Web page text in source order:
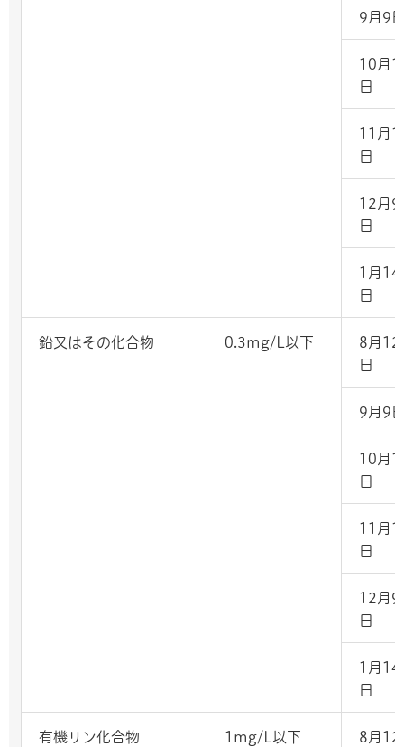
9月9
10月
日
11月
日
12月9
日
1月14
日
鉛又はその化合物 0.3mg/L以下
8月12
日
9月9
10月
日
11月
日
12月9
日
1月14
日
有機リン化合物 1mg/L以下 8月12